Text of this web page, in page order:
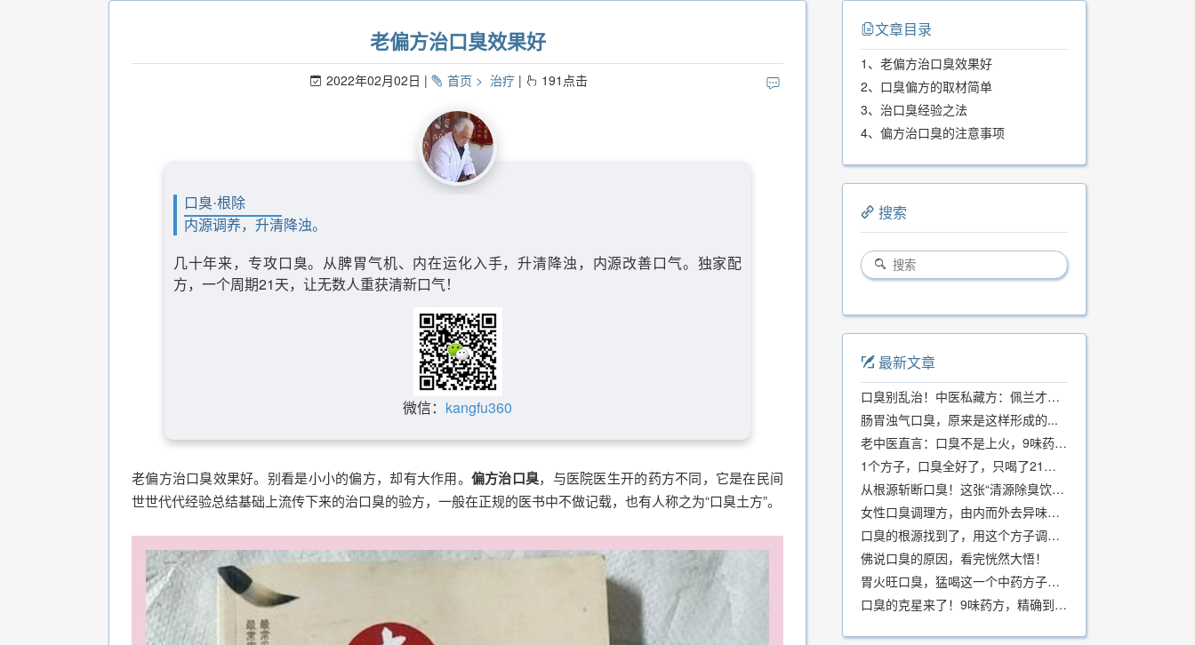
老偏方治口臭效果好
2022年02月02日 首页 治疗 191 点击
口臭·根除
内源调养，升清降浊。
几十年来，专攻口臭。从脾胃气机、内在运化入手，升清降浊，内源改善口气。独家配
方，一个周期21天，让无数人重获清新口气！
微信： kangfu360
老偏方治口臭效果好。别看是小小的偏方，却有大作用。 偏方治口臭，与医院医生开的药方不同，它是在民间
世世代代经验总结基础上流传下来的治口臭的验方，一般在正规的医书中不做记载，也有人称之为“口臭土方”。
文章目录
1、老偏方治口臭效果好
2、口臭偏方的取材简单
3、治口臭经验之法
4、偏方治口臭的注意事项
搜索
最新文章
口臭别乱治！中医私藏方：佩兰才是口气克星，喝一周就清爽
肠胃浊气口臭，原来是这样形成的...
老中医直言：口臭不是上火，9味药食同源方，21天根除不反复
1个方子，口臭全好了，只喝了21天！
从根源斩断口臭！这张“清源除臭饮”方子，我用了几十年，效果真不错
女性口臭调理方，由内而外去异味，女性体质专用！
口臭的根源找到了，用这个方子调理，21天口吐芬芳！
佛说口臭的原因，看完恍然大悟！
胃火旺口臭，猛喝这一个中药方子就好了！
口臭的克星来了！9味药方，精确到克、药食同源、安全有效，速看！